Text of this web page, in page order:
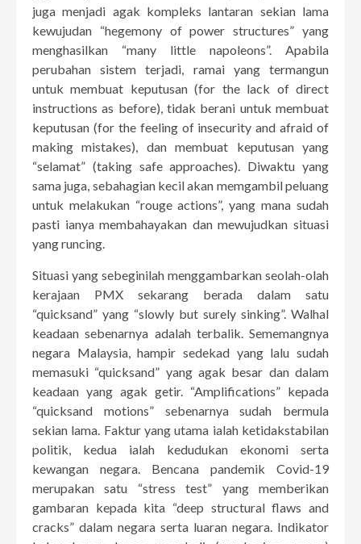
juga menjadi agak kompleks lantaran sekian lama
kewujudan “hegemony of power structures” yang
menghasilkan “many little napoleons”. Apabila
perubahan sistem terjadi, ramai yang termangun
untuk membuat keputusan (for the lack of direct
instructions as before), tidak berani untuk membuat
keputusan (for the feeling of insecurity and afraid of
making mistakes), dan membuat keputusan yang
“selamat” (taking safe approaches). Diwaktu yang
sama juga, sebahagian kecil akan memgambil peluang
untuk melakukan “rouge actions”, yang mana sudah
pasti ianya membahayakan dan mewujudkan situasi
yang runcing.
Situasi yang sebeginilah menggambarkan seolah-olah
kerajaan PMX sekarang berada dalam satu
“quicksand” yang “slowly but surely sinking”. Walhal
keadaan sebenarnya adalah terbalik. Sememangnya
negara Malaysia, hampir sedekad yang lalu sudah
memasuki “quicksand” yang agak besar dan dalam
keadaan yang agak getir. “Amplifications” kepada
“quicksand motions” sebenarnya sudah bermula
sekian lama. Faktur yang utama ialah ketidakstabilan
politik, kedua ialah kedudukan ekonomi serta
kewangan negara. Bencana pandemik Covid-19
merupakan satu “stress test” yang memberikan
gambaran kepada kita “deep structural flaws and
cracks” dalam negara serta luaran negara. Indikator